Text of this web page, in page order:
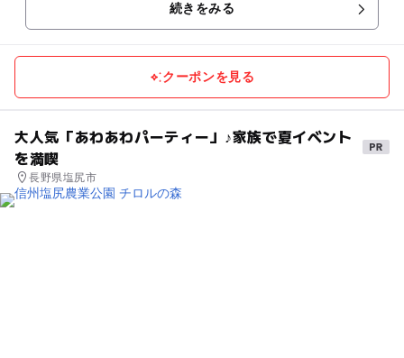
続きをみる
クーポンを見る
大人気「あわあわパーティー」♪家族で夏イベント
を満喫
長野県塩尻市